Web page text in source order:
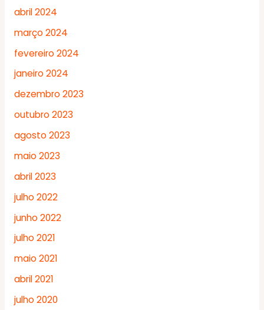
abril 2024
março 2024
fevereiro 2024
janeiro 2024
dezembro 2023
outubro 2023
agosto 2023
maio 2023
abril 2023
julho 2022
junho 2022
julho 2021
maio 2021
abril 2021
julho 2020